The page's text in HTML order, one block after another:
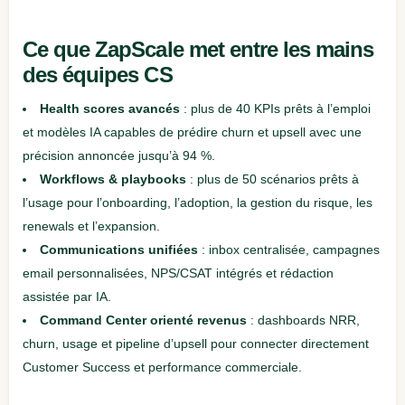
Ce que ZapScale met entre les mains
des équipes CS
Health scores avancés : plus de 40 KPIs prêts à l’emploi
et modèles IA capables de prédire churn et upsell avec une
précision annoncée jusqu’à 94 %.
Workflows & playbooks : plus de 50 scénarios prêts à
l’usage pour l’onboarding, l’adoption, la gestion du risque, les
renewals et l’expansion.
Communications unifiées : inbox centralisée, campagnes
email personnalisées, NPS/CSAT intégrés et rédaction
assistée par IA.
Command Center orienté revenus : dashboards NRR,
churn, usage et pipeline d’upsell pour connecter directement
Customer Success et performance commerciale.